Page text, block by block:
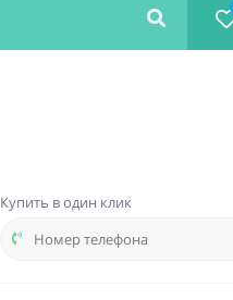
Купить в один клик